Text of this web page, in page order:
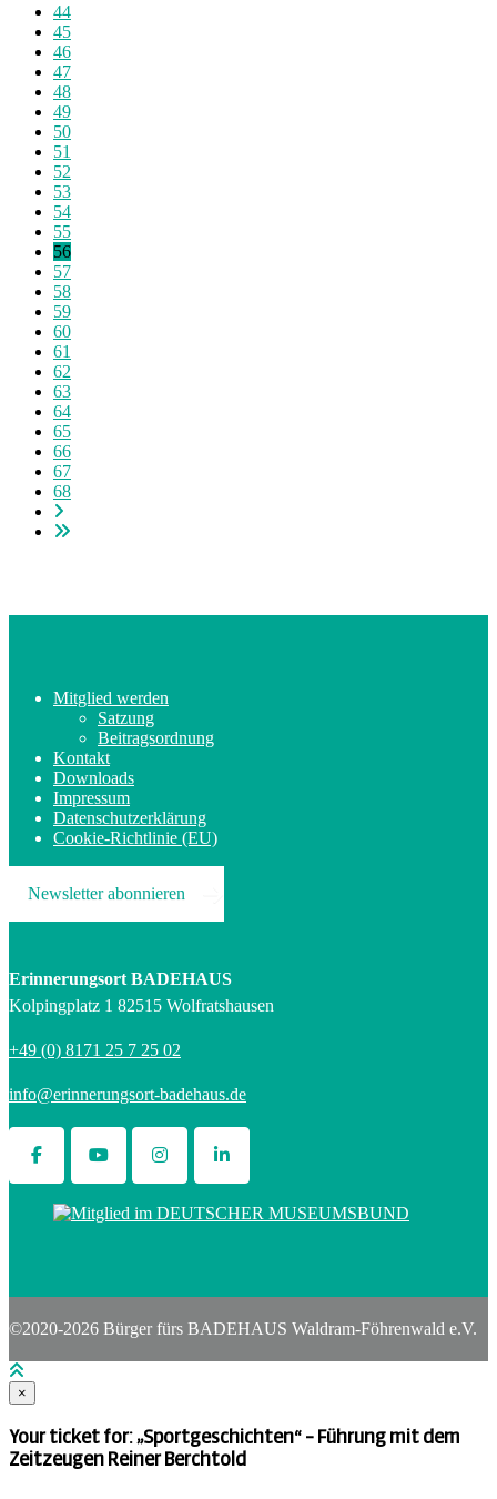
44
45
46
47
48
49
50
51
52
53
54
55
56
57
58
59
60
61
62
63
64
65
66
67
68
Mitglied werden
Satzung
Beitragsordnung
Kontakt
Downloads
Impressum
Datenschutzerklärung
Cookie-Richtlinie (EU)
Newsletter abonnieren
Erinnerungsort BADEHAUS
Kolpingplatz 1 82515 Wolfratshausen
+49 (0) 8171 25 7 25 02
info@erinnerungsort-badehaus.de
©2020-2026 Bürger fürs BADEHAUS Waldram-Föhrenwald e.V.
×
Your ticket for: „Sportgeschichten“ – Führung mit dem
Zeitzeugen Reiner Berchtold